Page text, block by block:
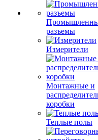
разъемы
Измерители
Монтажные и
коробки
Теплые полы